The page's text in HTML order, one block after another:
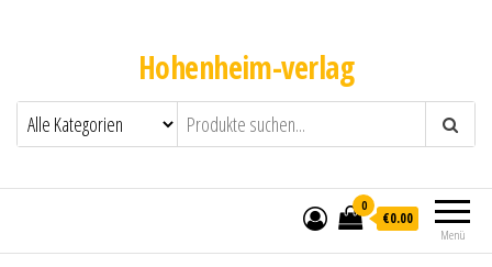
Hohenheim-verlag
Menü
0
€0.00